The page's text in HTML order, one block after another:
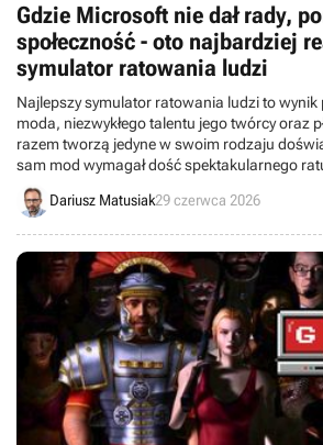
Gdzie Microsoft nie dał rady,
społeczność - oto najbardziej
symulator ratowania ludzi
Najlepszy symulator ratowania ludzi to wynik
moda, niezwykłego talentu jego twórcy oraz
razem tworzą jedyne w swoim rodzaju
sam mod wymagał dość spektakularnego
Dariusz Matusiak29 czerwca 2026